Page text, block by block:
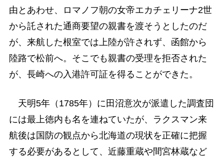
由とあわせ、ロマノフ朝の女帝エカチェリーナ2世
から託された通商要望の親書を渡そうとしたのだ
が、来航した根室では上陸が許されず、函館から
陸路で松前へ。そこでも親書の受理を拒否された
が、長崎への入港許可証を得ることができた。
天明5年（1785年）に田沼意次が派遣した調査団
には最上徳内も名を連ねていたが、ラクスマン来
航後は国防の観点から北海道の現状を正確に把握
する必要があるとして、近藤重蔵や間宮林蔵など